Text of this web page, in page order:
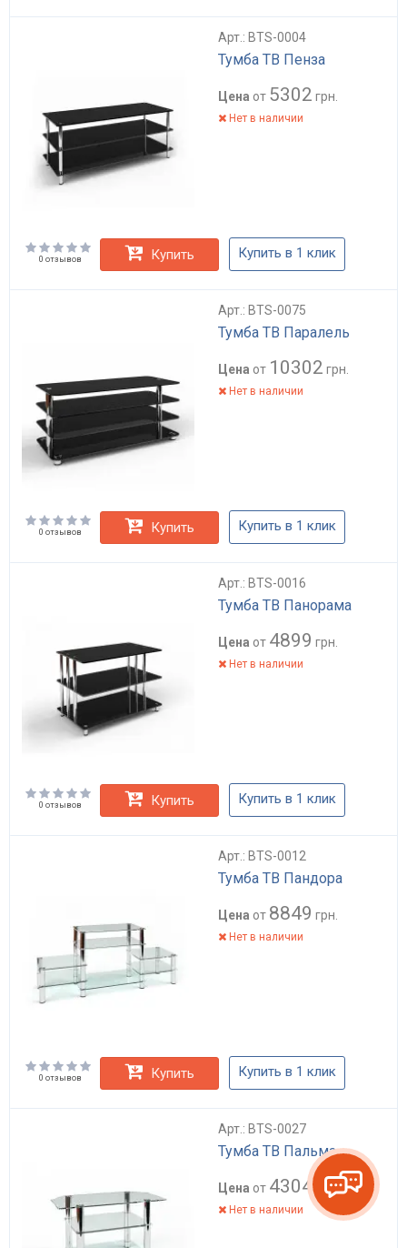
Арт.: BTS-0004
Тумба ТВ Пенза
Цена от 5302 грн.
Нет в наличии
0 отзывов Купить Купить в 1 клик
Арт.: BTS-0075
Тумба ТВ Паралель
Цена от 10302 грн.
Нет в наличии
0 отзывов Купить Купить в 1 клик
Арт.: BTS-0016
Тумба ТВ Панорама
Цена от 4899 грн.
Нет в наличии
0 отзывов Купить Купить в 1 клик
Арт.: BTS-0012
Тумба ТВ Пандора
Цена от 8849 грн.
Нет в наличии
0 отзывов Купить Купить в 1 клик
Арт.: BTS-0027
Тумба ТВ Пальма
Цена от 4304 грн.
Нет в наличии